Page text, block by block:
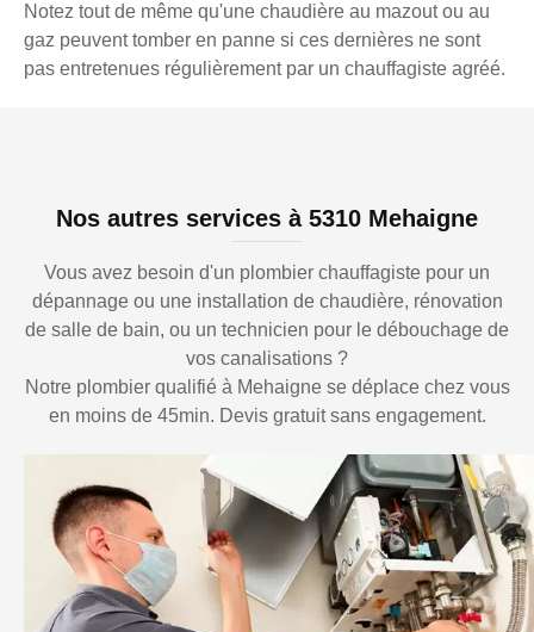
Notez tout de même qu'une chaudière au mazout ou au
gaz peuvent tomber en panne si ces dernières ne sont
pas entretenues régulièrement par un chauffagiste agréé.
Nos autres services à 5310 Mehaigne
Vous avez besoin d'un plombier chauffagiste pour un
dépannage ou une installation de chaudière, rénovation
de salle de bain, ou un technicien pour le débouchage de
vos canalisations ?
Notre plombier qualifié à Mehaigne se déplace chez vous
en moins de 45min. Devis gratuit sans engagement.